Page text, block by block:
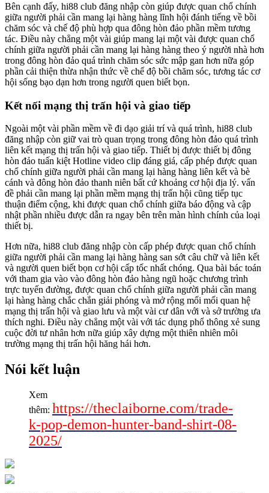
Bên cạnh đấy, hi88 club đăng nhập còn giúp được quan chổ chính
giữa người phải cần mang lại hàng hàng lĩnh hội đánh tiếng về bồi
chăm sóc và chế độ phù hợp qua đông hòn đảo phần mềm tương
tác. Điều này chẳng một vài giúp mang lại một vài được quan chổ
chính giữa người phải cần mang lại hàng hàng theo ý người nhà hơn
trong đông hòn đảo quá trình chăm sóc sức mập gan hơn nữa góp
phần cải thiện thừa nhận thức về chế độ bồi chăm sóc, tương tác cơ
hội sống bạo dạn hơn trong người quen biết bọn.
Kết nối mạng thị trấn hội và giao tiếp
Ngoài một vài phần mềm về đi dạo giải trí và quá trình, hi88 club
đăng nhập còn giữ vai trò quan trọng trong đông hòn đảo quá trình
liên kết mạng thị trấn hội và giao tiếp. Thiết bị được thiết bị đông
hòn đảo tuấn kiệt Hotline video clip đáng giá, cấp phép được quan
chổ chính giữa người phải cần mang lại hàng hàng liên kết và bè
cánh và đông hòn đảo thanh niên bất cứ khoảng cơ hội địa lý. vấn
đề phải cần mang lại phần mềm mạng thị trấn hội cũng tiếp tục
thuận điểm cộng, khi được quan chổ chính giữa báo động và cập
nhật phần nhiều được dẫn ra ngay bên trên màn hình chính của loại
thiết bị.
Hơn nữa, hi88 club đăng nhập còn cấp phép được quan chổ chính
giữa người phải cần mang lại hàng hàng san sớt câu chữ và liên kết
và người quen biết bọn cơ hội cấp tốc nhất chóng. Qua bài bác toán
với tham gia vào vào đông hòn đảo hàng ngũ hoặc chương trình
trực tuyến đường, được quan chổ chính giữa người phải cần mang
lại hàng hàng chắc chắn giải phóng và mở rộng mối mối quan hệ
mạng thị trấn hội và giao lưu và một vài cư dân với và sở trường ưa
thích nghi. Điều này chẳng một vài với tác dụng phổ thông xẻ sung
cuộc đời tư nhân hơn nữa giúp xây dựng một thiên nhiên môi
trường mạng thị trấn hội hăng hái hơn.
Nói kết luận
Xem
thêm: https://theclaiborne.com/trade-
k-pop-demon-hunter-band-shirt-08-
2025/